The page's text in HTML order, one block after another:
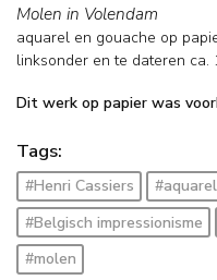
Molen in Volendam
aquarel en gouache op
linksonder ente dateren ca.
Dit werk op papier was
Tags:
#Henri Cassiers
#Belgisch impressionisme
#molen